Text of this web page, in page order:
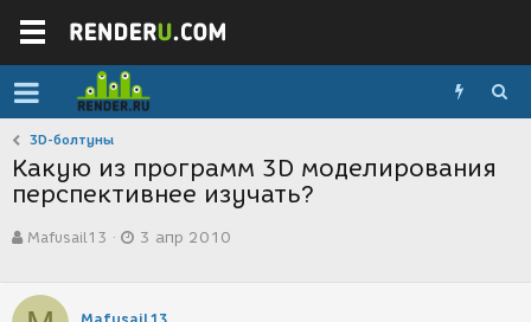
3D-болтуны
Какую из программ 3D моделирования
перспективнее изучать?
в
р
Mafusail13
а
3 апр 2010